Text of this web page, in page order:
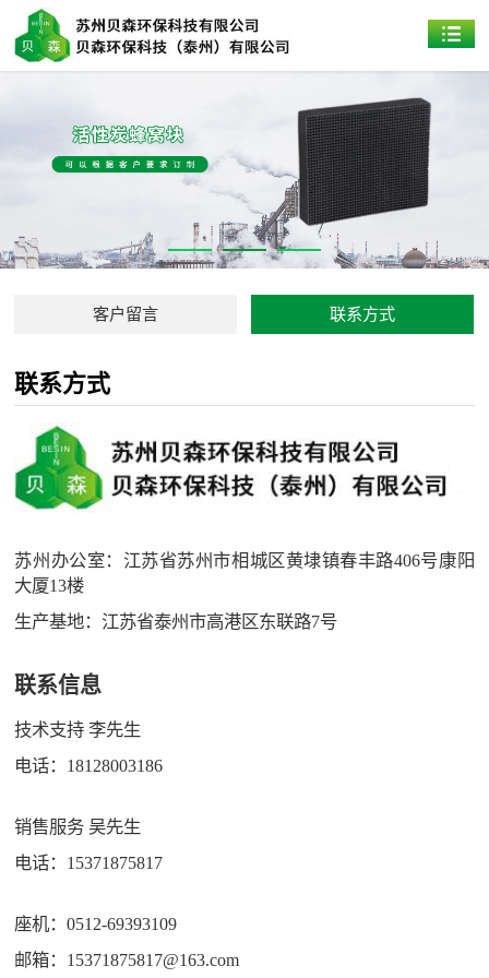
客户留言 联系方式
联系方式
苏州办公室：江苏省苏州市相城区黄埭镇春丰路406号康阳
大厦13楼
生产基地：江苏省泰州市高港区东联路7号
联系信息
技术支持 李先生
电话：18128003186
销售服务 吴先生
电话：15371875817
座机：0512-69393109
邮箱：15371875817@163.com